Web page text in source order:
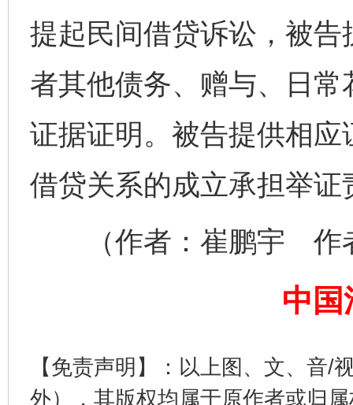
提起民间借贷诉讼，被
者其他债务、赠与、日
证据证明。被告提供相
借贷关系的成立承担举证
（作者：崔鹏宇 作者
中国
【免责声明】：以上图、文、音/
外），其版权均属于原作者或归
东山县通报“牛蛙产品抗生素超标问题” 法